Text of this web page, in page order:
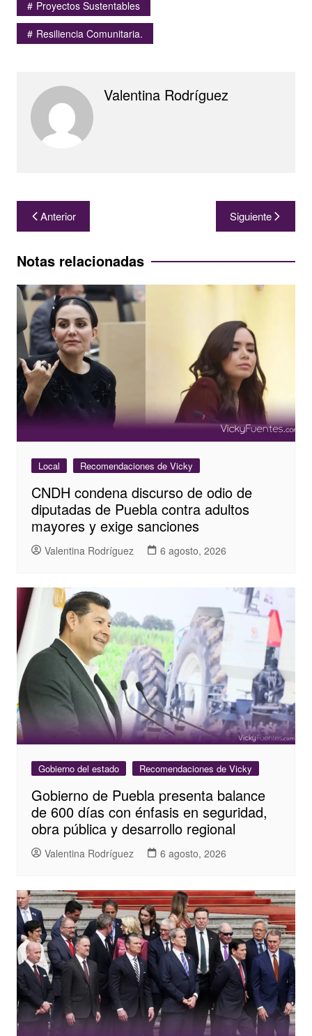
Proyectos Sustentables
Resiliencia Comunitaria.
Valentina Rodríguez
Navegación
de
entradas
Anterior Siguiente
Notas relacionadas
Local Recomendaciones de Vicky
CNDH condena discurso de odio de
diputadas de Puebla contra adultos
mayores y exige sanciones
Valentina Rodríguez 6 agosto, 2026
Gobierno del estado Recomendaciones de Vicky
Gobierno de Puebla presenta balance
de 600 días con énfasis en seguridad,
obra pública y desarrollo regional
Valentina Rodríguez 6 agosto, 2026